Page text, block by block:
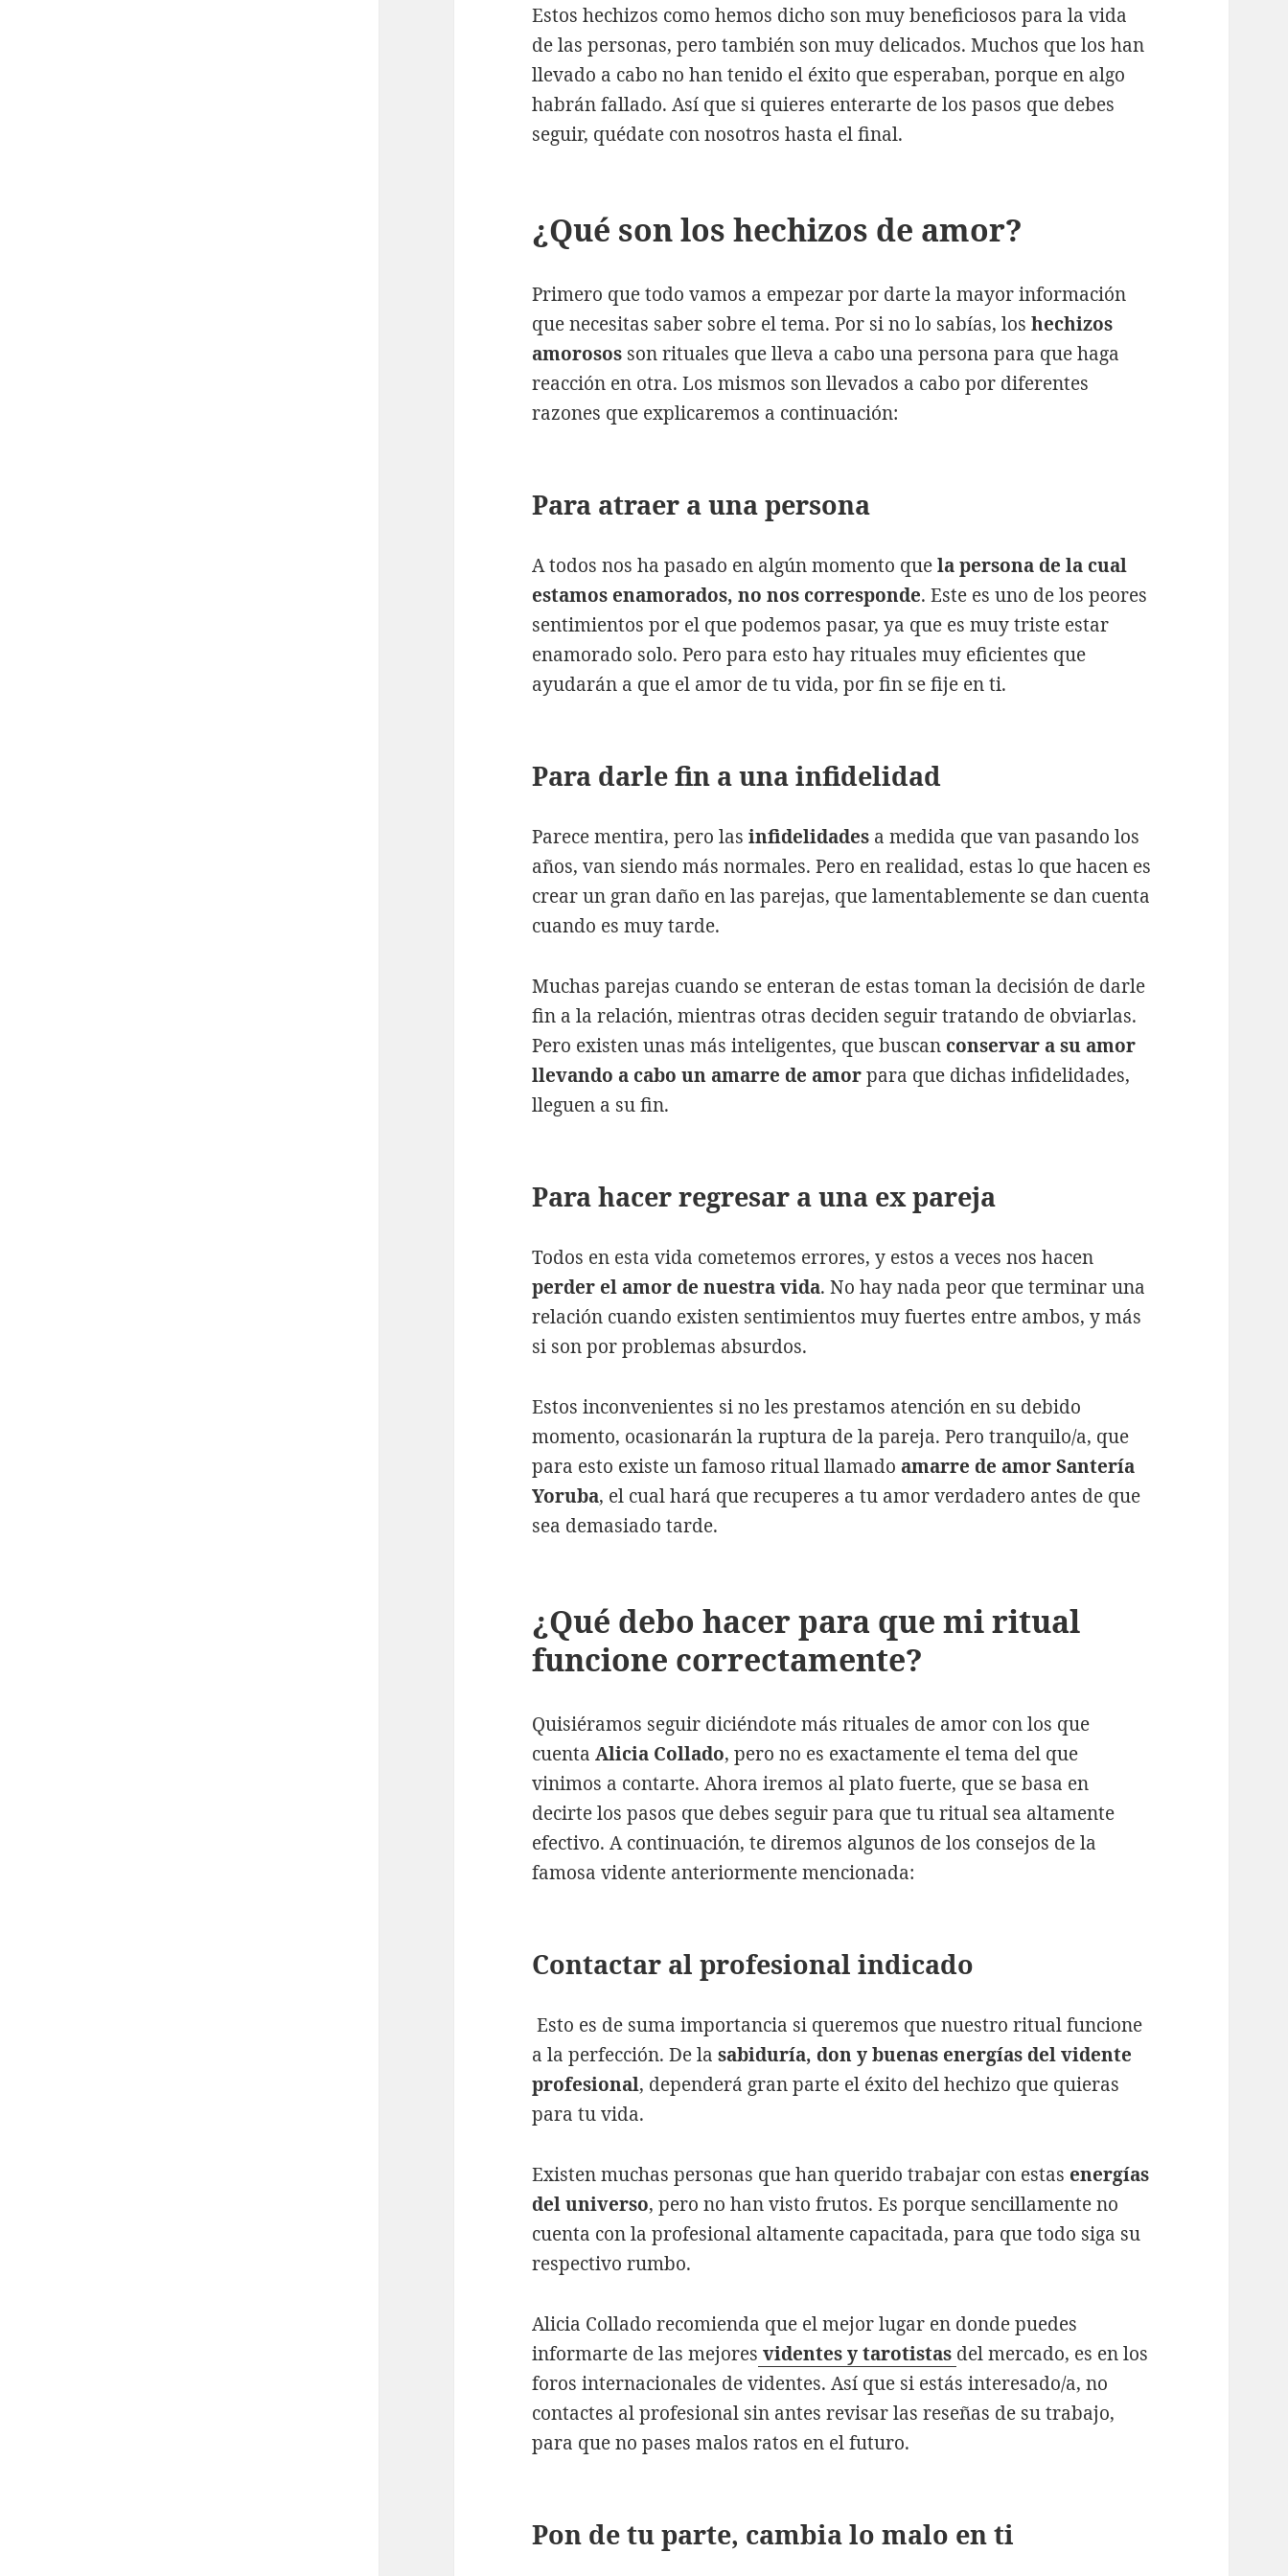
Estos hechizos como hemos dicho son muy beneficiosos para la vida
de las personas, pero también son muy delicados. Muchos que los han
llevado a cabo no han tenido el éxito que esperaban, porque en algo
habrán fallado. Así que si quieres enterarte de los pasos que debes
seguir, quédate con nosotros hasta el final.
¿Qué son los hechizos de amor?
Primero que todo vamos a empezar por darte la mayor información
que necesitas saber sobre el tema. Por si no lo sabías, loshechizos
amorosos son rituales que lleva a cabo una persona para que haga
reacción en otra. Los mismos son llevados a cabo por diferentes
razones que explicaremos a continuación:
Para atraer a una persona
A todos nos ha pasado en algún momento quela persona de la cual
estamos enamorados, no nos corresponde. Este es uno de los peores
sentimientos por el que podemos pasar, ya que es muy triste estar
enamorado solo. Pero para esto hay rituales muy eficientes que
ayudarán a que el amor de tu vida, por fin se fije en ti.
Para darle fin a una infidelidad
Parece mentira, pero lasinfidelidades a medida que van pasando los
años, van siendo más normales. Pero en realidad, estas lo que hacen es
crear un gran daño en las parejas, que lamentablemente se dan cuenta
cuando es muy tarde.
Muchas parejas cuando se enteran de estas toman la decisión de darle
fin a la relación, mientras otras deciden seguir tratando de obviarlas.
Pero existen unas más inteligentes, que buscan conservar a su amor
llevando a cabo un amarre de amorpara que dichas infidelidades,
lleguen a su fin.
Para hacer regresar a una ex pareja
Todos en esta vida cometemos errores, y estos a veces nos hacen
perder el amor de nuestra vida. No hay nada peor que terminar una
relación cuando existen sentimientos muy fuertes entre ambos, y más
si son por problemas absurdos.
Estos inconvenientes si no les prestamos atención en su debido
momento, ocasionarán la ruptura de la pareja. Pero tranquilo/a, que
para esto existe un famoso ritual llamado amarre de amor Santería
Yoruba, el cual hará que recuperes a tu amor verdadero antes de que
sea demasiado tarde.
¿Qué debo hacer para que mi ritual
funcione correctamente?
Quisiéramos seguir diciéndote más rituales de amor con los que
cuentaAlicia Collado, pero no es exactamente el tema del que
vinimos a contarte. Ahora iremos al plato fuerte, que se basa en
decirte los pasos que debes seguir para que tu ritual sea altamente
efectivo. A continuación, te diremos algunos de los consejos de la
famosa vidente anteriormente mencionada:
Contactar al profesional indicado
Esto es de suma importancia si queremos que nuestro ritual funcione
a la perfección. De lasabiduría, don y buenas energías del vidente
profesional, dependerá gran parte el éxito del hechizo que quieras
para tu vida.
Existen muchas personas que han querido trabajar con estas energías
del universo, pero no han visto frutos. Es porque sencillamente no
cuenta con la profesional altamente capacitada, para que todo siga su
respectivo rumbo.
Alicia Collado recomienda que el mejor lugar en donde puedes
informarte de las mejores videntes y tarotistas del mercado, es en los
foros internacionales de videntes. Así que si estás interesado/a, no
contactes al profesional sin antes revisar las reseñas de su trabajo,
para que no pases malos ratos en el futuro.
Pon de tu parte, cambia lo malo en ti